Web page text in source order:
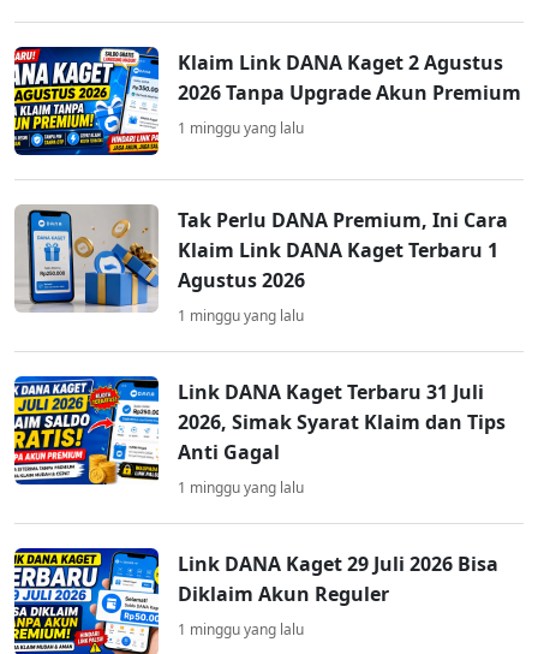
Klaim Link DANA Kaget 2 Agustus
2026 Tanpa Upgrade Akun Premium
1 minggu yang lalu
Tak Perlu DANA Premium, Ini Cara
Klaim Link DANA Kaget Terbaru 1
Agustus 2026
1 minggu yang lalu
Link DANA Kaget Terbaru 31 Juli
2026, Simak Syarat Klaim dan Tips
Anti Gagal
1 minggu yang lalu
Link DANA Kaget 29 Juli 2026 Bisa
Diklaim Akun Reguler
1 minggu yang lalu